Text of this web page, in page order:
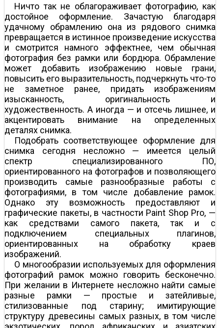
Ничто так не облагораживает фотографию, как
достойное оформление. Зачастую благодаря
удачному обрамлению она из рядового снимка
превращается в истинное произведение искусства
и смотрится намного эффектнее, чем обычная
фотография без рамки или бордюра. Обрамление
может добавить изображению новые грани,
повысить его выразительность, подчеркнуть что-то
не заметное ранее, придать изображениям
изысканность, оригинальность и
художественность. А иногда — и отсечь лишнее, и
акцентировать внимание на определенных
деталях снимка.
Подобрать соответствующее оформление для
снимка сегодня несложно — имеется целый
спектр специализированного ПО,
ориентированного на фотографов и позволяющего
производить самые разнообразные работы с
фотографиями, в том числе добавление рамок.
Однако эту возможность предоставляют и
графические пакеты, в частности Paint Shop Pro, —
как средствами самого пакета, так и с
подключением специальных плагинов,
ориентированных на обработку краев
изображений.
О многообразии используемых для оформления
фотографий рамок можно говорить бесконечно.
При желании в Интернете несложно найти самые
разные рамки — простые и затейливые,
стилизованные под старину; имитирующие
структуру древесины самых разных, в том числе